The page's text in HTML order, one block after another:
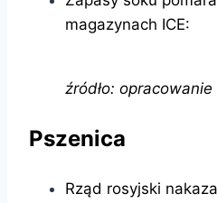
magazynach ICE:
źródło:
Pszenica
Rząd rosyjski